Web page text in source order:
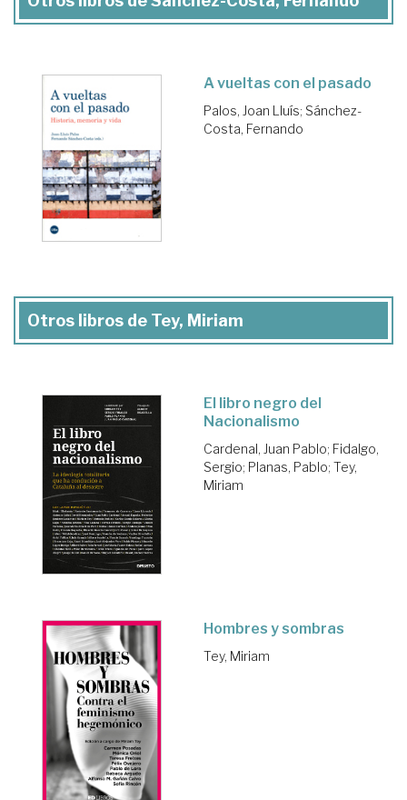
A vueltas con el pasado
Palos, Joan Lluís; Sánchez-
Costa, Fernando
Otros libros de Tey, Miriam
El libro negro del
Nacionalismo
Cardenal, Juan Pablo; Fidalgo,
Sergio; Planas, Pablo; Tey,
Miriam
Hombres y sombras
Tey, Miriam